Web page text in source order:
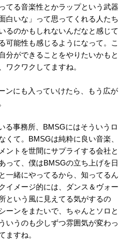
てる音楽性とかラップという武器
白いな」って思ってくれる人たち
るのかもしれないんだなと感じて
可能性も感じるようになって。こ
分ができることをやりたいかもと
ワクワクしてますね。
にも入っていけたら、もう広が
事務所、BMSGにはそういうロ
くて。BMSGは純粋に良い音楽、
ントを世間にサプライする会社と
って、僕はBMSGの立ち上げを日
一緒にやってるから、知ってるん
イメージ的には、ダンス＆ヴォー
という風に見えてる気がするの
ーンをまたいで、ちゃんとソロと
いうのも少しずつ雰囲気が変わっ
ますね。